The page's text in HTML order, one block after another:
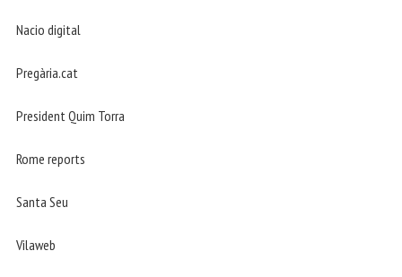
Nacio digital
Pregària.cat
President Quim Torra
Rome reports
Santa Seu
Vilaweb